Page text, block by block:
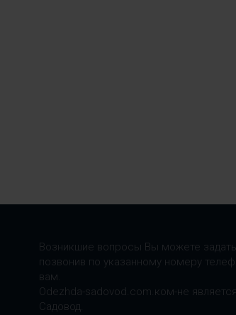
Возникшие вопросы Вы можете
позвонив по указанному номеру
вам.
Odezhda-sadovod.com.ком-не
Садовод.